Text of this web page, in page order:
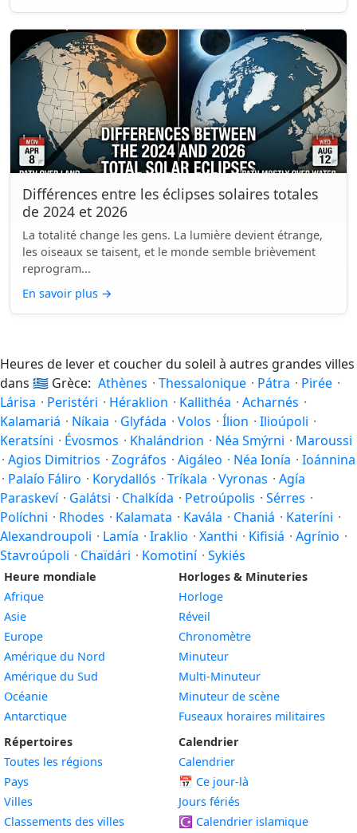
Différences entre les éclipses solaires totales
de 2024 et 2026
La totalité change les gens. La lumière devient étrange,
les oiseaux se taisent, et le monde semble brièvement
reprogram...
En savoir plus →
Heures de lever et coucher du soleil à autres grandes villes
dans 🇬🇷 Grèce: Athènes · Thessalonique · Pátra · Pirée ·
Lárisa · Peristéri · Héraklion · Kallithéa · Acharnés ·
Kalamariá · Níkaia · Glyfáda · Volos · Ílion · Ilioúpoli ·
Keratsíni · Évosmos · Khalándrion · Néa Smýrni · Maroussi
· Agios Dimitrios · Zográfos · Aigáleo · Néa Ionía · Ioánnina
· Palaío Fáliro · Korydallós · Tríkala · Vyronas · Agía
Paraskeví · Galátsi · Chalkída · Petroúpolis · Sérres ·
Políchni · Rhodes · Kalamata · Kavála · Chaniá · Kateríni ·
Alexandroupoli · Lamía · Iraklio · Xanthi · Kifisiá · Agrínio ·
Stavroúpoli · Chaïdári · Komotiní · Sykiés
Heure mondiale
Afrique
Asie
Europe
Amérique du Nord
Amérique du Sud
Océanie
Antarctique
Répertoires
Toutes les régions
Pays
Villes
Classements des villes
Horloges & Minuteries
Horloge
Réveil
Chronomètre
Minuteur
Multi-Minuteur
Minuteur de scène
Fuseaux horaires militaires
Calendrier
Calendrier
📅 Ce jour-là
Jours fériés
☪️ Calendrier islamique